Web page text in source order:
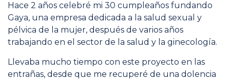
Hace 2 años celebré mi 30 cumpleaños fundando
Gaya, una empresa dedicada a la salud sexual y
pélvica de la mujer, después de varios años
trabajando en el sector de la salud y la ginecología.
Llevaba mucho tiempo con este proyecto en las
entrañas, desde que me recuperé de una dolencia